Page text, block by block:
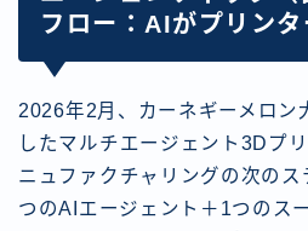
フロー：AIがプリンタ
2026年2月、カーネギーメロン
したマルチエージェント3Dプ
ニュファクチャリングの次の
つのAIエージェント＋1つのス